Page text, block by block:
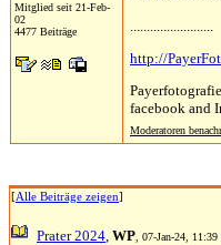
Mitglied seit 21-Feb-
02
4477 Beiträge
.........................
http://
facebook and
Moderatoren
[Alle Beiträge zeigen]
Prater 2024, WP , 07-Jan-24,